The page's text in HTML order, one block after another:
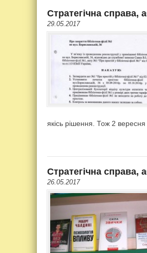
Стратегічна справа,
29.05.2017
якісь рішення. Тож 2
Стратегічна справа,
26.05.2017